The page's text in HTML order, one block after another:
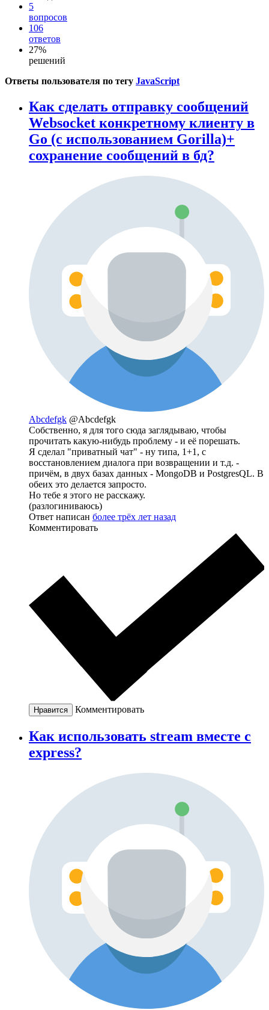
5
вопросов
106
ответов
27%
решений
Ответы пользователя по тегу JavaScript
Как сделать отправку сообщений
Websocket конкретному клиенту в
Go (с использованием Gorilla)+
сохранение сообщений в бд?
Abcdefgk @Abcdefgk
Собственно, я для того сюда заглядываю, чтобы
прочитать какую-нибудь проблему - и её порешать.
Я сделал "приватный чат" - ну типа, 1+1, с
восстановлением диалога при возвращении и т.д. -
причём, в двух базах данных - MongoDB и PostgresQL. В
обеих это делается запросто.
Но тебе я этого не расскажу.
(разлогиниваюсь)
Ответ написан более трёх лет назад
Комментировать
Нравится Комментировать
Как использовать stream вместе с
express?